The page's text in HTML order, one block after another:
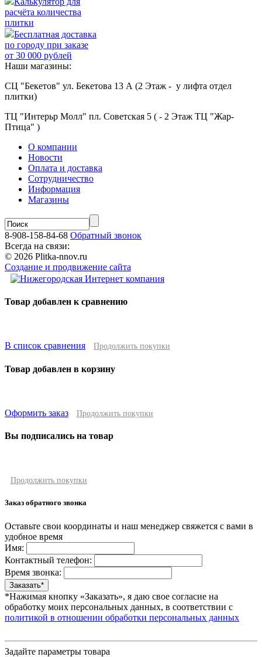
расчёта количества
плитки
Бесплатная доставка
по городу при заказе
от 30 000 рублей
Наши магазины:
СЦ "Бекетов" ул. Бекетова 13 А (2 Этаж - у лифта отдел
плитки)
ТЦ "Интерьр Молл" пл. Советская 5 ( - 2 Этаж ТЦ "Жар-
Птица" )
О компании
Новости
Оплата и доставка
Сотрудничество
Информация
Магазины
8-908-158-84-68 Обратный звонок
Всегда на связи:
© 2026 Plitka-nnov.ru
Создание и продвижение сайта
Товар добавлен к сравнению
В список сравнения Продолжить покупки
Товар добавлен в корзину
Оформить заказ Продолжить покупки
Вы подписались на товар
Продолжить покупки
Заказ обратного звонка
Оставьте свои координаты и наш менеджер свяжется с вами в
удобное время
Имя:
Контактный телефон:
Время звонка:
*Нажимая кнопку «Заказать», я даю свое согласие на
обработку моих персональных данных, в соответствии с
политикой в отношении обработки персональных данных
Задайте параметры товара